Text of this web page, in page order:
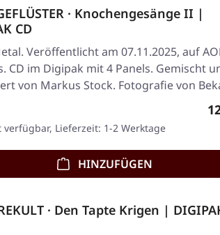
· Knochengesänge II |
CD
Veröffentlicht am 07.11.2025, auf
CD im Digipak mit 4 Panels. Gemischt
von Markus Stock. Fotografie von
verfügbar, Lieferzeit: 1-2 Werktage
HINZUFÜGEN
· Den Tapte Krigen |